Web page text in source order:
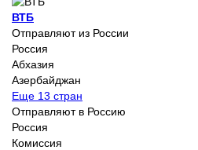
ВТБ
Отправляют из России
Россия
Абхазия
Азербайджан
Еще 13 стран
Отправляют в Россию
Россия
Комиссия